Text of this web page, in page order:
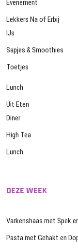
Evenement
Lekkers Na of Erbij
IJs
Sapjes & Smoothies
Toetjes
Lunch
Uit Eten
Diner
High Tea
Lunch
DEZE WEEK
Varkenshaas met Spek
Pasta met Gehakt en